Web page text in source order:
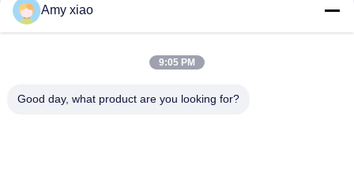
Amy xiao
9:05 PM
Good day, what product are you looking for?